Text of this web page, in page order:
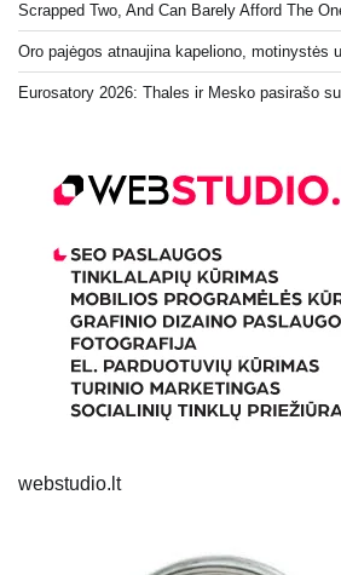
Scrapped Two, And Can Barely Afford The
Oro pajėgos atnaujina kapeliono, motinystės
Eurosatory 2026: Thales ir Mesko pasirašo
webstudio.lt